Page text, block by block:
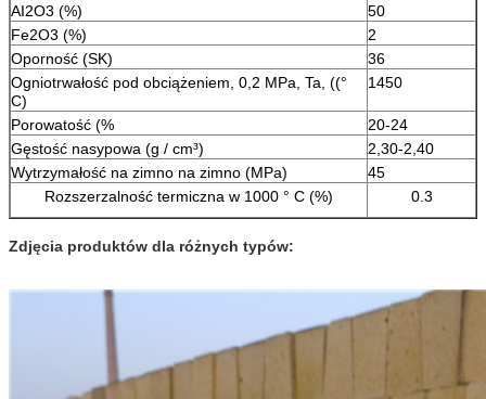
AI2O3 (%)
50
Fe2O3 (%)
2
Oporność (SK)
36
Ogniotrwałość pod obciążeniem, 0,2 MPa, Ta, ((°
C)
1450
Porowatość (%
20-24
Gęstość nasypowa (g / cm³)
2,30-2,40
Wytrzymałość na zimno na zimno (MPa)
45
Rozszerzalność termiczna w 1000 ° C (%)
0.3
Zdjęcia produktów dla różnych typów: